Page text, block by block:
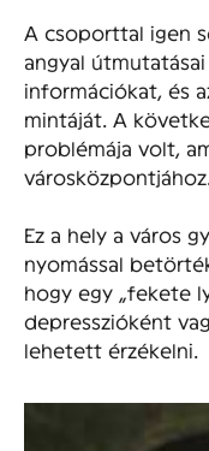
A csoporttal igen
angyal
információkat, és
mintáját. A
problémája volt,
városközpontjához.
Ez a hely a város
nyomással
hogy egy „fekete
depresszióként
lehetett érzékelni.